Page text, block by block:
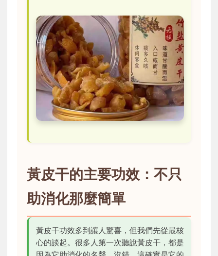
黃皮干的主要功效：不只
助消化那麼簡單
黃皮干功效多到讓人驚喜，但我們先從最核
心的談起。很多人第一次聽說黃皮干，都是